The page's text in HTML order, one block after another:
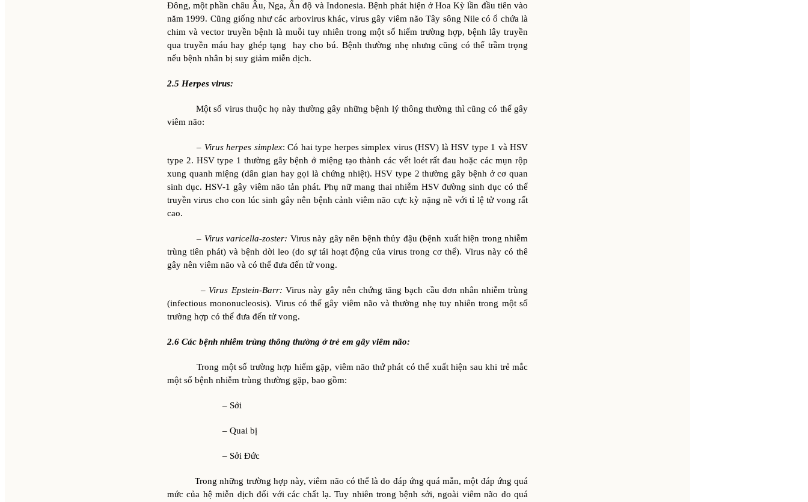
Đông, một phần châu Âu, Nga, Ấn độ và Indonesia. Bệnh phát hiện ở Hoa Kỳ lần đầu tiên vào
năm 1999. Cũng giống như các arbovirus khác, virus gây viêm não Tây sông Nile có ổ chứa là
chim và vector truyền bệnh là muỗi tuy nhiên trong một số hiếm trường hợp, bệnh lây truyền
qua truyền máu hay ghép tạng hay cho bú. Bệnh thường nhẹ nhưng cũng có thể trầm trọng
nếu bệnh nhân bị suy giảm miễn dịch.
2.5 Herpes virus:
Một số virus thuộc họ này thường gây những bệnh lý thông thường thì cũng có thể gây
viêm não:
– Virus herpes simplex: Có hai type herpes simplex virus (HSV) là HSV type 1 và HSV
type 2. HSV type 1 thường gây bệnh ở miệng tạo thành các vết loét rất đau hoặc các mụn rộp
xung quanh miệng (dân gian hay gọi là chứng nhiệt). HSV type 2 thường gây bệnh ở cơ quan
sinh dục. HSV-1 gây viêm não tản phát. Phụ nữ mang thai nhiễm HSV đường sinh dục có thể
truyền virus cho con lúc sinh gây nên bệnh cảnh viêm não cực kỳ nặng nề với tỉ lệ tử vong rất
cao.
– Virus varicella-zoster: Virus này gây nên bệnh thủy đậu (bệnh xuất hiện trong nhiễm
trùng tiên phát) và bệnh dời leo (do sự tái hoạt động của virus trong cơ thể). Virus này có thê
gây nên viêm não và có thể đưa đến tử vong.
– Virus Epstein-Barr: Virus này gây nên chứng tăng bạch cầu đơn nhân nhiễm trùng
(infectious mononucleosis). Virus có thể gây viêm não và thường nhẹ tuy nhiên trong một số
trường hợp có thể đưa đến tử vong.
2.6 Các bệnh nhiễm trùng thông thường ở trẻ em gây viêm não:
Trong một số trường hợp hiếm gặp, viêm não thứ phát có thể xuất hiện sau khi trẻ mắc
một số bệnh nhiễm trùng thường gặp, bao gồm:
– Sởi
– Quai bị
– Sởi Đức
Trong những trường hợp này, viêm não có thể là do đáp ứng quá mẫn, một đáp ứng quá
mức của hệ miễn dịch đối với các chất lạ. Tuy nhiên trong bệnh sởi, ngoài viêm não do quá